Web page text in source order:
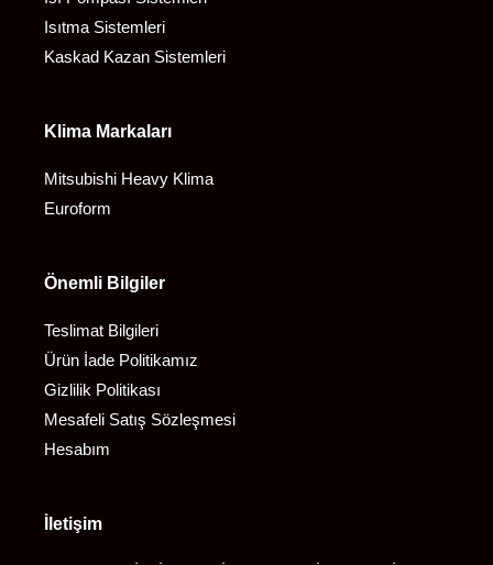
Isıtma Sistemleri
Kaskad Kazan Sistemleri
Klima Markaları
Mitsubishi Heavy Klima
Euroform
Önemli Bilgiler
Teslimat Bilgileri
Ürün İade Politikamız
Gizlilik Politikası
Mesafeli Satış Sözleşmesi
Hesabım
İletişim